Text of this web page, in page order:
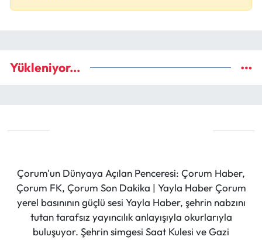
Yükleniyor...
Çorum'un Dünyaya Açılan Penceresi: Çorum Haber,
Çorum FK, Çorum Son Dakika | Yayla Haber Çorum
yerel basınının güçlü sesi Yayla Haber, şehrin nabzını
tutan tarafsız yayıncılık anlayışıyla okurlarıyla
buluşuyor. Şehrin simgesi Saat Kulesi ve Gazi